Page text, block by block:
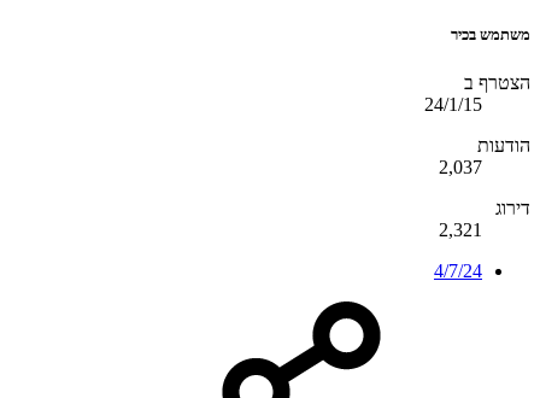
משתמש בכיר
הצטרף ב
24/1/15
הודעות
2,037
דירוג
2,321
4/7/24